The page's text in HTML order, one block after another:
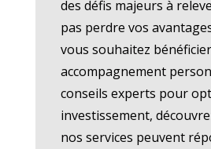
des défis majeurs à
pas perdre vos
vous souhaitez bénéficier
accompagnement
conseils experts pour
investissement,
nos services peuvent